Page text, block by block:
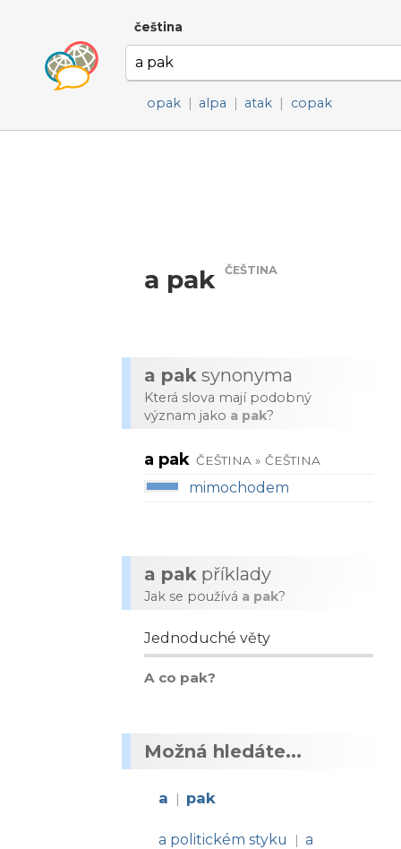
čeština
opak | alpa | atak | copak
a pak ČEŠTINA
a pak synonyma
Která slova mají podobný
význam jako a pak?
a pak ČEŠTINA » ČEŠTINA
mimochodem
a pak příklady
Jak se používá a pak?
Jednoduché věty
A co pak?
Možná hledáte...
a | pak
a politickém styku | a